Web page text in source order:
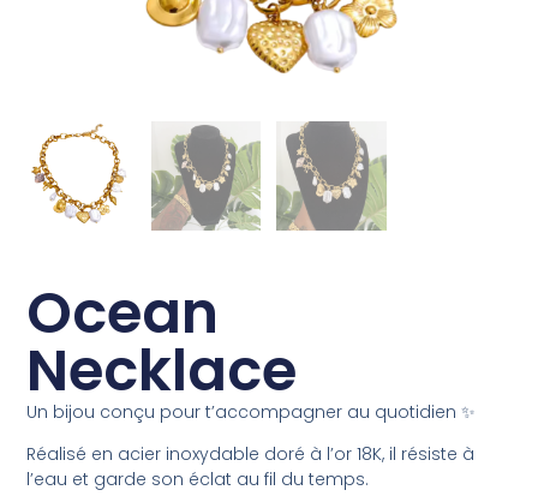
Ocean
Necklace
Un bijou conçu pour t’accompagner au quotidien ✨
Réalisé en acier inoxydable doré à l’or 18K, il résiste à
l’eau et garde son éclat au fil du temps.